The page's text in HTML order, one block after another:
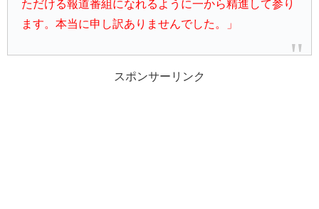
ただける報道番組になれるように一から精進して参り
ます。本当に申し訳ありませんでした。」
スポンサーリンク